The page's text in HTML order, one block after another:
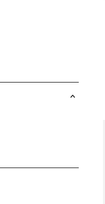
Gym
Outdoor
Running
Walking
Bassa
Media
Alta